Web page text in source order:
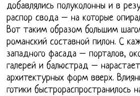
добавлялись полуколонны и в
распор свода – на которые
Вот таким образом большим
романский составной пилон. С
западного фасада – порталов,
галерей и балюстрад –
архитектурных форм вверх.
готики быстрораспространилось